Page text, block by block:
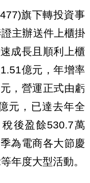
旗下轉投資事
主辦送件上櫃掛
成長且順利上櫃
億元，年增率
，營運正式由虧
元，已達去年全
後盈餘530.7萬
為電商各大節慶
年度大型活動。